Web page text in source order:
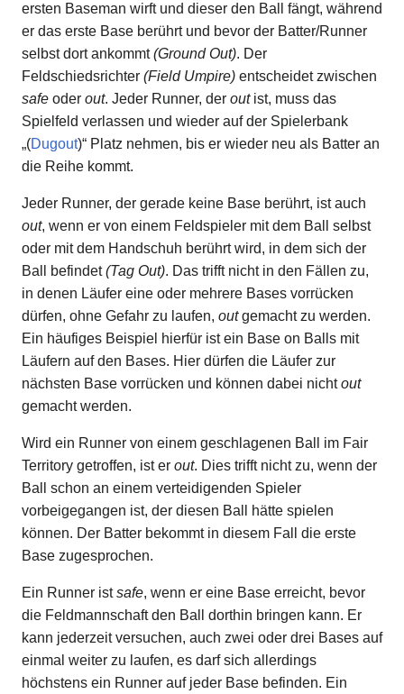
ersten Baseman wirft und dieser den Ball fängt, während
er das erste Base berührt und bevor der Batter/Runner
selbst dort ankommt(Ground Out). Der
Feldschiedsrichter (Field Umpire) entscheidet zwischen
safe oder out. Jeder Runner, der outist, muss das
Spielfeld verlassen und wieder auf der Spielerbank
„(Dugout)“ Platz nehmen, bis er wieder neu als Batter an
die Reihe kommt.
Jeder Runner, der gerade keine Base berührt, ist auch
out, wenn er von einem Feldspieler mit dem Ball selbst
oder mit dem Handschuh berührt wird, in dem sich der
Ball befindet(Tag Out). Das trifft nicht in den Fällen zu,
in denen Läufer eine oder mehrere Bases vorrücken
dürfen, ohne Gefahr zu laufen, outgemacht zu werden.
Ein häufiges Beispiel hierfür ist ein Base on Balls mit
Läufern auf den Bases. Hier dürfen die Läufer zur
nächsten Base vorrücken und können dabei nichtout
gemacht werden.
Wird ein Runner von einem geschlagenen Ball im Fair
Territory getroffen, ist er out. Dies trifft nicht zu, wenn der
Ball schon an einem verteidigenden Spieler
vorbeigegangen ist, der diesen Ball hätte spielen
können. Der Batter bekommt in diesem Fall die erste
Base zugesprochen.
Ein Runner istsafe, wenn er eine Base erreicht, bevor
die Feldmannschaft den Ball dorthin bringen kann. Er
kann jederzeit versuchen, auch zwei oder drei Bases auf
einmal weiter zu laufen, es darf sich allerdings
höchstens ein Runner auf jeder Base befinden. Ein